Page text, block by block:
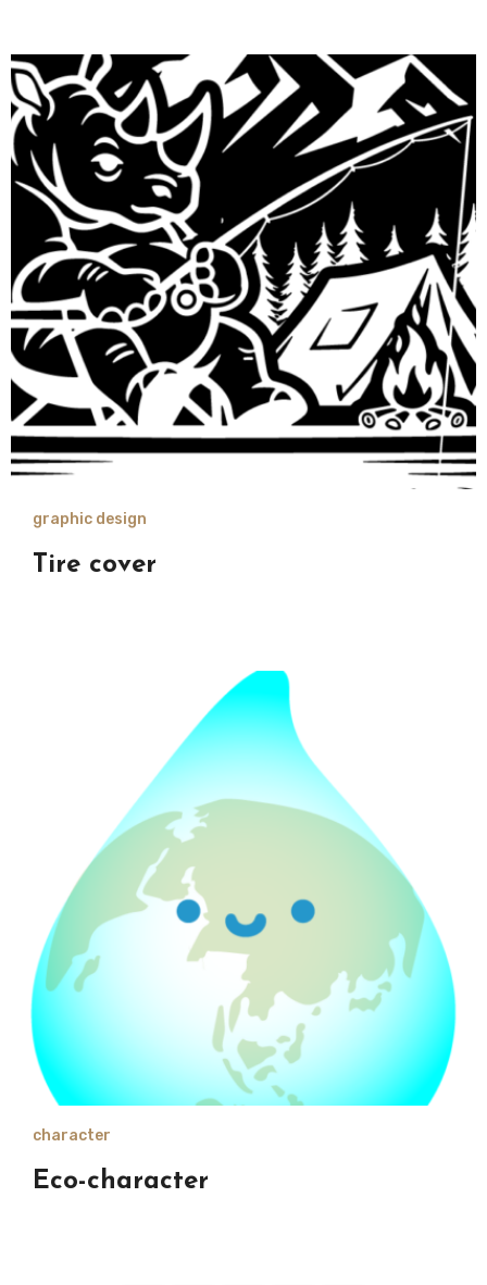
graphic design
Tire cover
character
Eco-character